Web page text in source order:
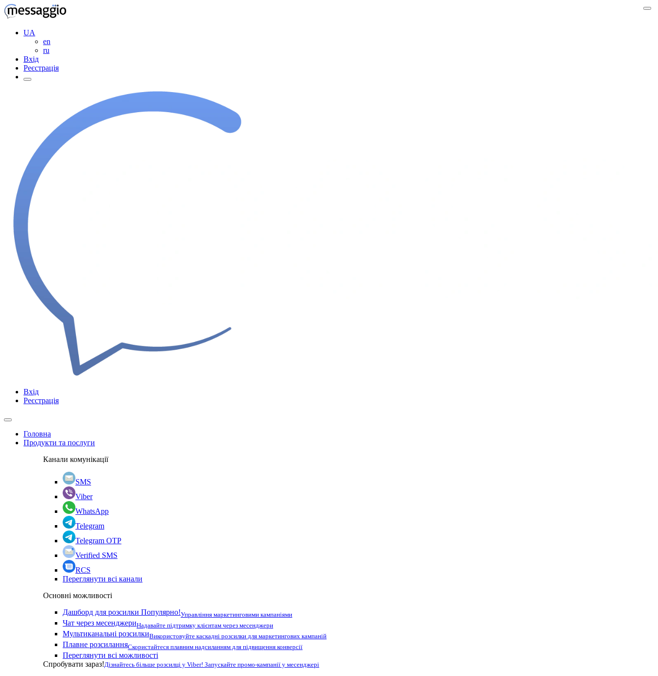
UA
en
ru
Вхід
Реєстрація
Вхід
Реєстрація
Головна
Продукти та послуги
Канали комунікації
SMS
Viber
WhatsApp
Telegram
Telegram OTP
Verified SMS
RCS
Переглянути всі канали
Основні можливості
Дашборд для розсилки Популярно!Управління маркетинговими кампаніями
Чат через месенджериНадавайте підтримку клієнтам через месенджери
Мультиканальні розсилкиВикористовуйте каскадні розсилки для маркетингових кампаній
Плавне розсиланняСкористайтеся плавним надсиланням для підвищення конверсії
Переглянути всі можливості
Спробувати зараз!Дізнайтесь більше розсилці у Viber! Запускайте промо-кампанії у месенджері